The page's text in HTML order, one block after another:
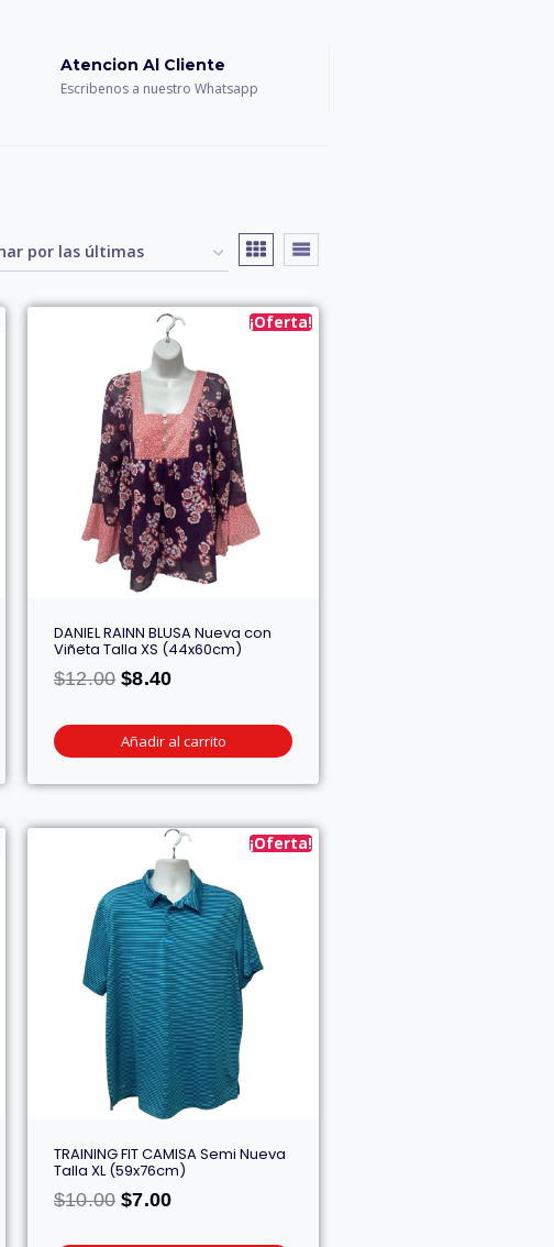
Atencion Al Cliente
Escribenos a nuestro Whatsapp
¡Oferta!
DANIEL RAINN BLUSA Nueva con
Viñeta Talla XS (44x60cm)
$12.00 $8.40
Añadir al carrito
¡Oferta!
TRAINING FIT CAMISA Semi Nueva
Talla XL (59x76cm)
$10.00 $7.00